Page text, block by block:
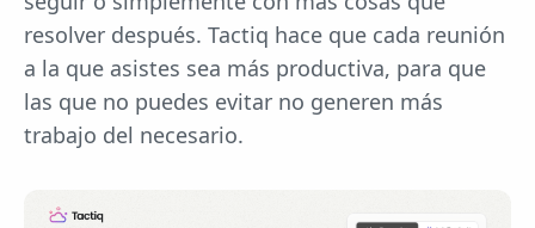
resolver después. Tactiq hace que cada reunión
a la que asistes sea más productiva, para que
las que no puedes evitar no generen más
trabajo del necesario.